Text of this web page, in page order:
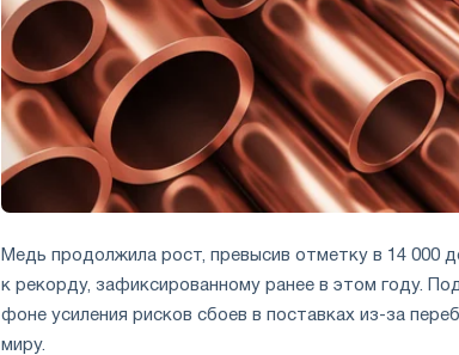
Медь продолжила рост, превысив отметку в 14 000
к рекорду, зафиксированному ранее в этом году.
фоне усиления рисков сбоев в поставках из-за
миру.